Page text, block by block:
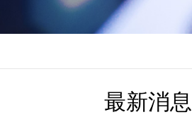
最新消息